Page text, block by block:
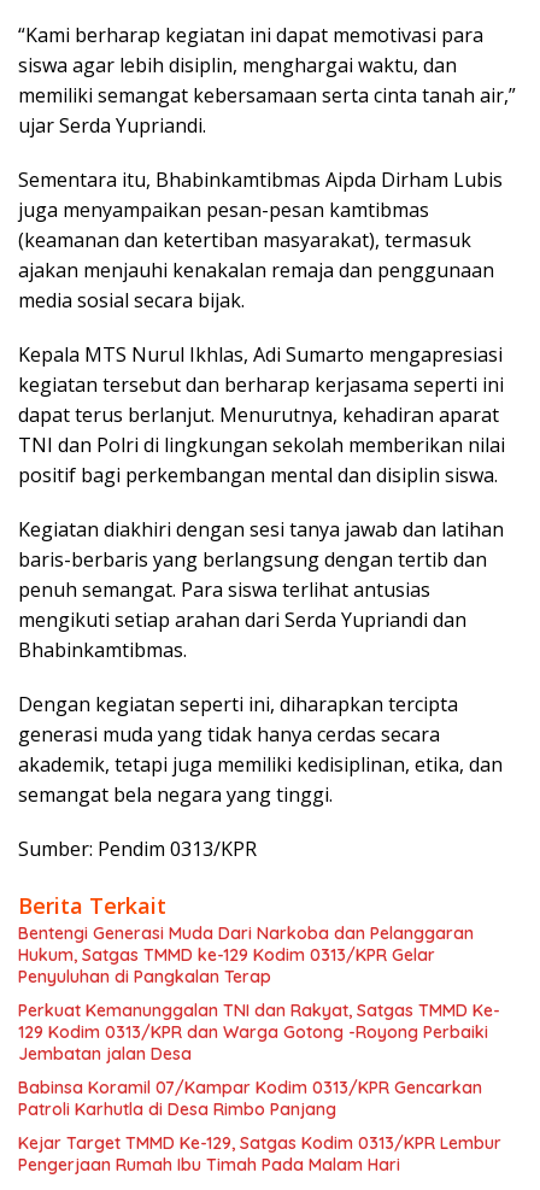
“Kami berharap kegiatan ini dapat memotivasi para
siswa agar lebih disiplin, menghargai waktu, dan
memiliki semangat kebersamaan serta cinta tanah air,”
ujar Serda Yupriandi.
Sementara itu, Bhabinkamtibmas Aipda Dirham Lubis
juga menyampaikan pesan-pesan kamtibmas
(keamanan dan ketertiban masyarakat), termasuk
ajakan menjauhi kenakalan remaja dan penggunaan
media sosial secara bijak.
Kepala MTS Nurul Ikhlas, Adi Sumarto mengapresiasi
kegiatan tersebut dan berharap kerjasama seperti ini
dapat terus berlanjut. Menurutnya, kehadiran aparat
TNI dan Polri di lingkungan sekolah memberikan nilai
positif bagi perkembangan mental dan disiplin siswa.
Kegiatan diakhiri dengan sesi tanya jawab dan latihan
baris-berbaris yang berlangsung dengan tertib dan
penuh semangat. Para siswa terlihat antusias
mengikuti setiap arahan dari Serda Yupriandi dan
Bhabinkamtibmas.
Dengan kegiatan seperti ini, diharapkan tercipta
generasi muda yang tidak hanya cerdas secara
akademik, tetapi juga memiliki kedisiplinan, etika, dan
semangat bela negara yang tinggi.
Sumber: Pendim 0313/KPR
Berita Terkait
Bentengi Generasi Muda Dari Narkoba dan Pelanggaran
Hukum, Satgas TMMD ke-129 Kodim 0313/KPR Gelar
Penyuluhan di Pangkalan Terap
Perkuat Kemanunggalan TNI dan Rakyat, Satgas TMMD Ke-
129 Kodim 0313/KPR dan Warga Gotong -Royong Perbaiki
Jembatan jalan Desa
Babinsa Koramil 07/Kampar Kodim 0313/KPR Gencarkan
Patroli Karhutla di Desa Rimbo Panjang
Kejar Target TMMD Ke-129, Satgas Kodim 0313/KPR Lembur
Pengerjaan Rumah Ibu Timah Pada Malam Hari